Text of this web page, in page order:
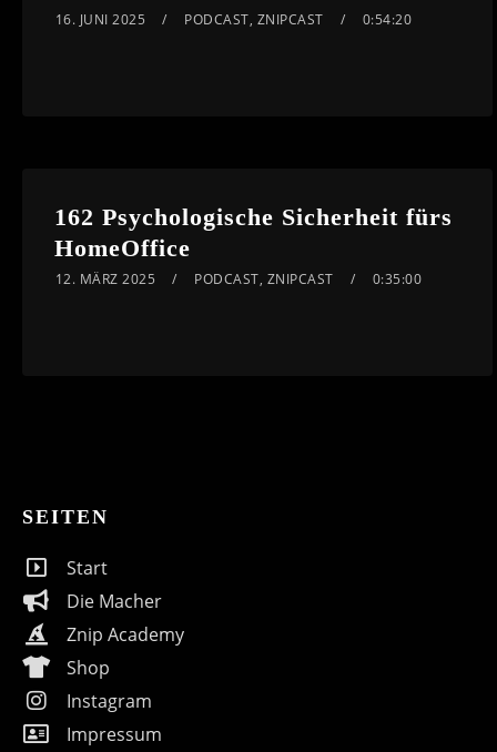
16. JUNI 2025 PODCAST, ZNIPCAST 0:54:20
162 Psychologische Sicherheit fürs
HomeOffice
12. MÄRZ 2025 PODCAST, ZNIPCAST 0:35:00
SEITEN
Start
Die Macher
Znip Academy
Shop
Instagram
Impressum